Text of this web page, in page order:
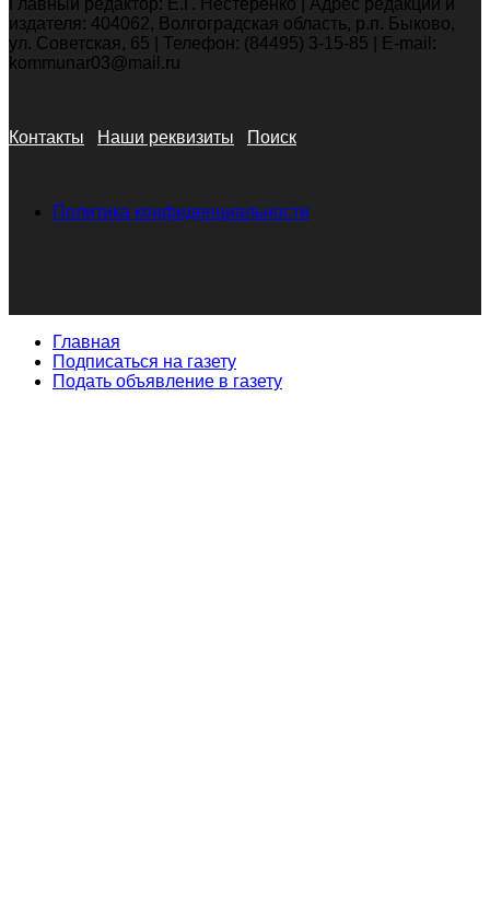
Главный редактор: Е.Г. Нестеренко | Адрес редакции и
издателя: 404062, Волгоградская область, р.п. Быково,
ул. Советская, 65 | Телефон: (84495) 3-15-85 | E-mail:
kommunar03@mail.ru
Контакты Наши реквизиты Поиск
Политика конфиденциальности
Главная
Подписаться на газету
Подать объявление в газету